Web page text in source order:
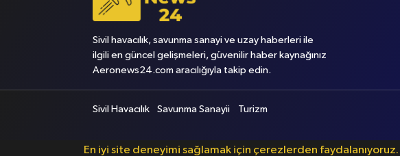
Sivil havacılık, savunma sanayi ve uzay haberleri ile
ilgili en güncel gelişmeleri, güvenilir haber kaynağınız
Aeronews24.com aracılığıyla takip edin.
Sivil Havacılık Savunma Sanayii Turizm
En iyi site deneyimi sağlamak için çerezlerden faydalanıyoruz.